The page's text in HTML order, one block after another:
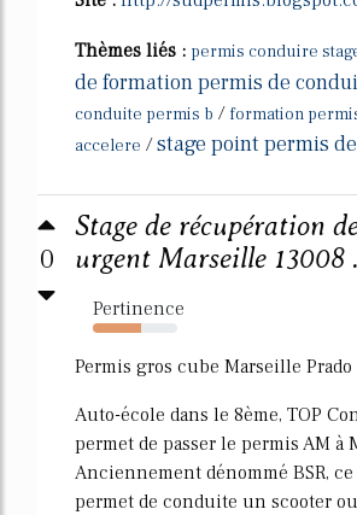
Thèmes liés : permis conduire
de formation permis de
conduite permis b / formation
accelere /stage point permis
0
Stage de récupération
urgent Marseille 13008
Pertinence
57%
Permis gros cube Marseille Prado
Auto-école dans le 8ème, TOP
permet de passer le permis AM à
Anciennement dénommé BSR,
permet de conduite un scooter